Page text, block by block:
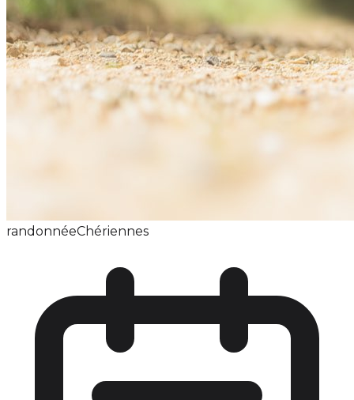
randonnéeChériennes